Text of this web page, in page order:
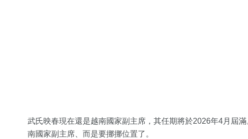
武氏映春現在還是越南國家副主席，其任期將於2026年4月屆
南國家副主席、而是要挪挪位置了。